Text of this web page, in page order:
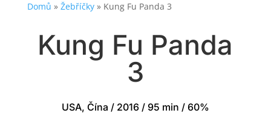
Domů » Žebříčky» Kung Fu Panda 3
Kung Fu Panda
3
USA, Čína / 2016 / 95 min / 60%